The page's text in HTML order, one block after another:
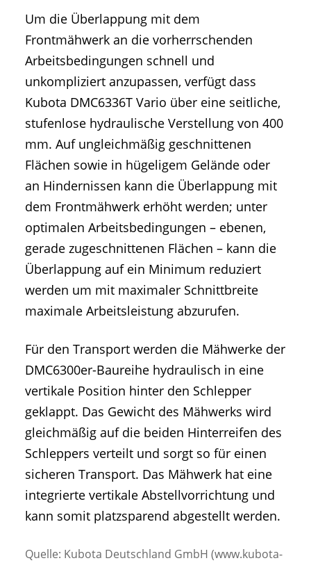
Um die Überlappung mit dem
Frontmähwerk an die vorherrschenden
Arbeitsbedingungen schnell und
unkompliziert anzupassen, verfügt dass
Kubota DMC6336T Vario über eine seitliche,
stufenlose hydraulische Verstellung von 400
mm. Auf ungleichmäßig geschnittenen
Flächen sowie in hügeligem Gelände oder
an Hindernissen kann die Überlappung mit
dem Frontmähwerk erhöht werden; unter
optimalen Arbeitsbedingungen – ebenen,
gerade zugeschnittenen Flächen – kann die
Überlappung auf ein Minimum reduziert
werden um mit maximaler Schnittbreite
maximale Arbeitsleistung abzurufen.
Für den Transport werden die Mähwerke der
DMC6300er-Baureihe hydraulisch in eine
vertikale Position hinter den Schlepper
geklappt. Das Gewicht des Mähwerks wird
gleichmäßig auf die beiden Hinterreifen des
Schleppers verteilt und sorgt so für einen
sicheren Transport. Das Mähwerk hat eine
integrierte vertikale Abstellvorrichtung und
kann somit platzsparend abgestellt werden.
Quelle: Kubota Deutschland GmbH (www.kubota-